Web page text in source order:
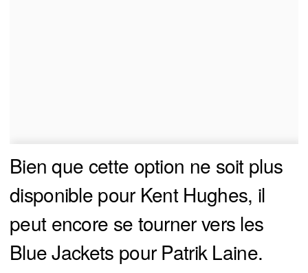
Bien que cette option ne soit plus
disponible pour Kent Hughes, il
peut encore se tourner vers les
Blue Jackets pour Patrik Laine.